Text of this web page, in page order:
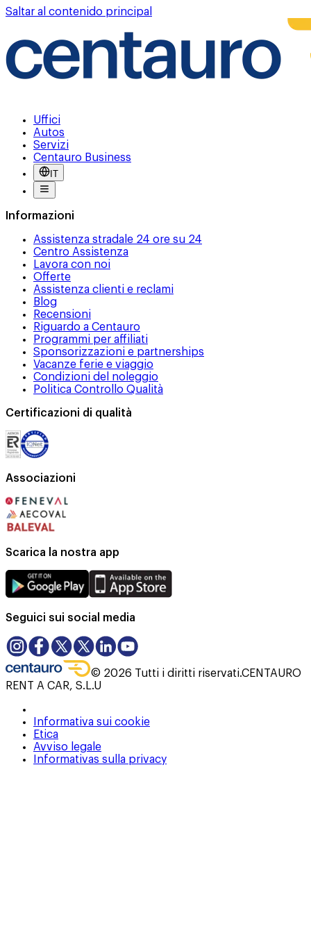
Saltar al contenido principal
Uffici
Autos
Servizi
Centauro Business
IT
Informazioni
Assistenza stradale 24 ore su 24
Centro Assistenza
Lavora con noi
Offerte
Assistenza clienti e reclami
Blog
Recensioni
Riguardo a Centauro
Programmi per affiliati
Sponsorizzazioni e partnerships
Vacanze ferie e viaggio
Condizioni del noleggio
Politica Controllo Qualità
Certificazioni di qualità
Associazioni
Scarica la nostra app
Seguici sui social media
© 2026 Tutti i diritti riservati.CENTAURO
RENT A CAR, S.L.U
Informativa sui cookie
Etica
Avviso legale
Informativas sulla privacy